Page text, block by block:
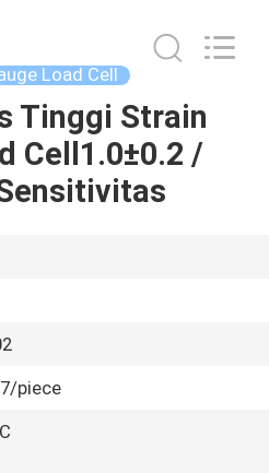
Load Cell
Tinggi Strain
Cell1.0±0.2 /
piece